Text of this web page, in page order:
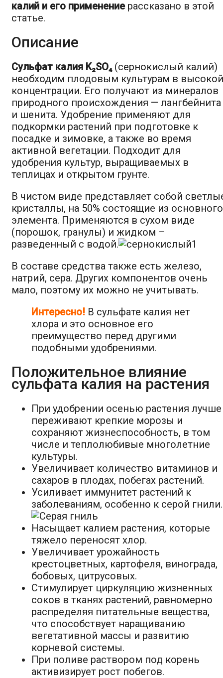
калий и его применение рассказано в этой
статье.
Описание
Сульфат калия K₂SO₄ (сернокислый калий)
необходим плодовым культурам в высокой
концентрации. Его получают из минералов
природного происхождения — лангбейнита
и шенита. Удобрение применяют для
подкормки растений при подготовке к
посадке и зимовке, а также во время
активной вегетации. Подходит для
удобрения культур, выращиваемых в
теплицах и открытом грунте.
В чистом виде представляет собой
кристаллы, на 50% состоящие из основного
элемента. Применяются в сухом виде
(порошок, гранулы) и жидком –
разведенный с водой.
В составе средства также есть железо,
натрий, сера. Других компонентов очень
мало, поэтому их можно не учитывать.
Интересно! В сульфате калия нет
хлора и это основное его
преимущество перед другими
подобными удобрениями.
Положительное влияние
сульфата калия на растения
При удобрении осенью растения лучше
переживают крепкие морозы и
сохраняют жизнеспособность, в том
числе и теплолюбивые многолетние
культуры.
Увеличивает количество витаминов и
сахаров в плодах, побегах растений.
Усиливает иммунитет растений к
заболеваниям, особенно к серой гнили.
Насыщает калием растения, которые
тяжело переносят хлор.
Увеличивает урожайность
крестоцветных, картофеля, винограда,
бобовых, цитрусовых.
Стимулирует циркуляцию жизненных
соков в тканях растений, равномерно
распределяя питательные вещества,
что способствует наращиванию
вегетативной массы и развитию
корневой системы.
При поливе раствором под корень
активизирует рост побегов.